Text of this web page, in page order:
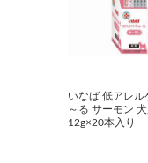
いなば 低アレル
～る サーモン 犬
12g×20本入り